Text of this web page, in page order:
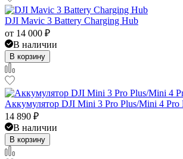
DJI Mavic 3 Battery Charging Hub
от 14 000 ₽
В наличии
В корзину
Аккумулятор DJI Mini 3 Pro Plus/Mini 4 Pro
14 890 ₽
В наличии
В корзину